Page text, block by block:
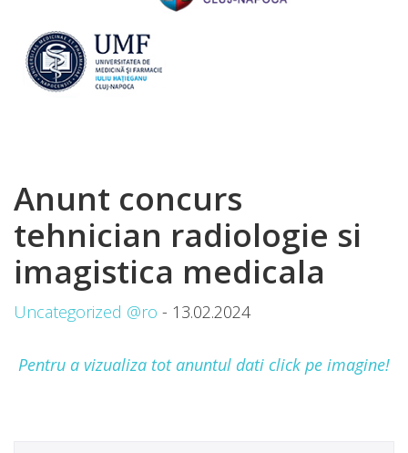
Anunt concurs
tehnician radiologie si
imagistica medicala
Uncategorized @ro - 13.02.2024
Pentru a vizualiza tot anuntul dati click pe imagine!